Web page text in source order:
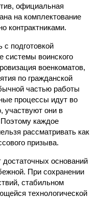
официальная
на комплектование
контрактниками.
с подготовкой
системы воинского
военкоматов,
по гражданской
частью работы
процессы идут во
участвуют они в
каждое
рассматривать как
призыва.
достаточных оснований
При сохранении
стабильном
технологической